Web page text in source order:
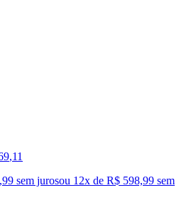
,11
sem jurosou 12x de R$ 598,99 sem